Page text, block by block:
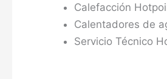
Calefacción
Calentadores de
Servicio Técnico